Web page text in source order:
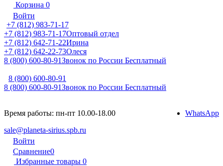
Корзина 0
Войти
+7 (812) 983-71-17
+7 (812) 983-71-17Оптовый отдел
+7 (812) 642-71-22Ирина
+7 (812) 642-22-73Олеся
8 (800) 600-80-91Звонок по России Бесплатный
8 (800) 600-80-91
8 (800) 600-80-91Звонок по России Бесплатный
Время работы: пн-пт 10.00-18.00
sale@planeta-sirius.spb.ru
WhatsApp
Войти
Сравнение0
Избранные товары 0